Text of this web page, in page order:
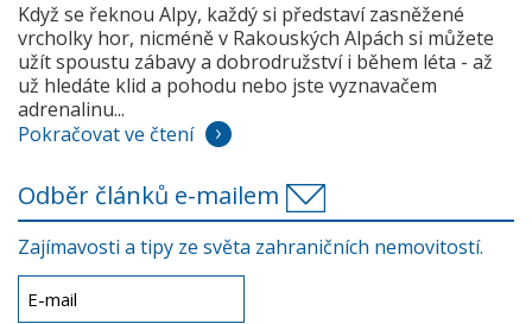
Když se řeknou Alpy, každý si představí zasněžené
vrcholky hor, nicméně v Rakouských Alpách si můžete
užít spoustu zábavy a dobrodružství i během léta - až
už hledáte klid a pohodu nebo jste vyznavačem
adrenalinu...
Pokračovat ve čtení
Odběr článků e-mailem
Zajímavosti a tipy ze světa zahraničních nemovitostí.